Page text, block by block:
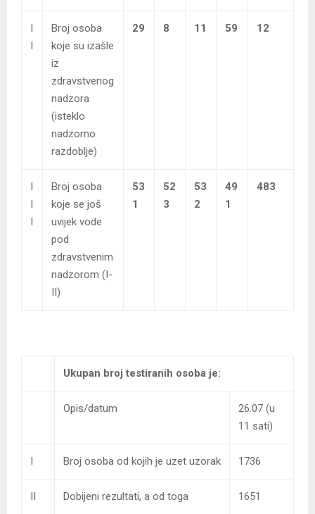
I
I
Broj osoba
koje su izašle
iz
zdravstvenog
nadzora
(isteklo
nadzorno
razdoblje)
29 8 11 59 12
I
I
I
Broj osoba
koje se još
uvijek vode
pod
zdravstvenim
nadzorom (I-
II)
53
1
52
3
53
2
49
1
483
Ukupan broj testiranih osoba je:
Opis/datum
26.07 (u
11 sati)
I Broj osoba od kojih je uzet uzorak 1736
II Dobijeni rezultati, a od toga 1651